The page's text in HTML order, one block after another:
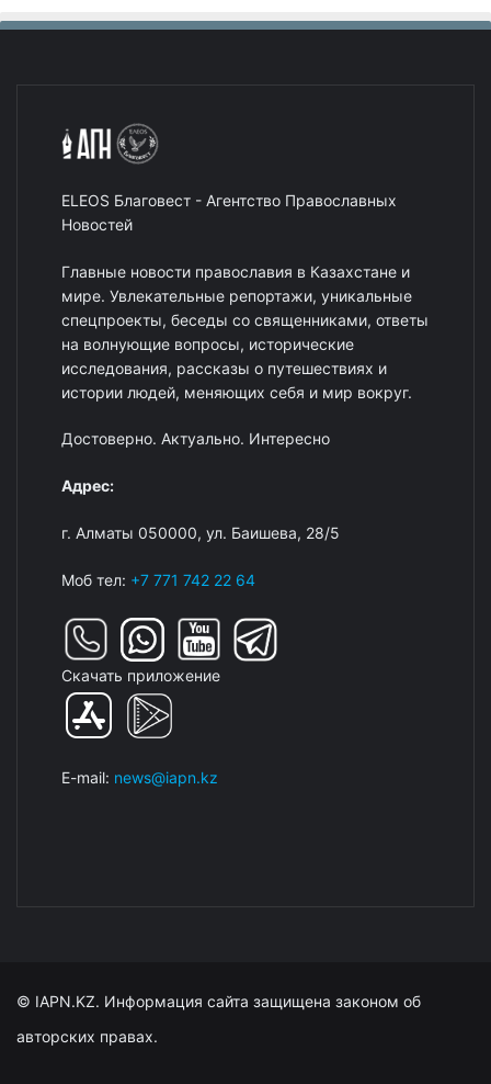
ELEOS Благовест - Агентство Православных
Новостей
Главные новости православия в Казахстане и
мире. Увлекательные репортажи, уникальные
спецпроекты, беседы со священниками, ответы
на волнующие вопросы, исторические
исследования, рассказы о путешествиях и
истории людей, меняющих себя и мир вокруг.
Достоверно. Актуально. Интересно
Адрес:
г. Алматы 050000, ул. Баишева, 28/5
Моб тел: +7 771 742 22 64
Скачать приложение
E-mail: news@iapn.kz
© IAPN.KZ. Информация сайта защищена законом об
авторских правах.